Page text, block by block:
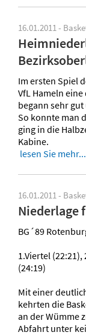
16.01.2011 -
Im ersten Spiel
VfL Hameln
begann sehr
So konnte man
ging in die
Kabine.
lesen Sie mehr...
16.01.2011 -
Niederlage
BG´89
1.Viertel (22:21),
(24:19)
Mit einer
kehrten die
an der Wümme
Abfahrt unter